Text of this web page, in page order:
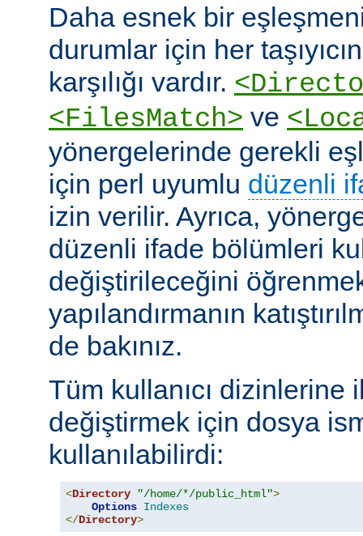
Daha esnek bir
durumlar için her
karşılığı vardır.
<FilesMatch> ve
yönergelerinde gerekli
için perl uyumlu düzenli
izin verilir. Ayrıca,
düzenli ifade bölümleri
değiştirileceğini
yapılandırmanın
de bakınız.
Tüm kullanıcı dizinlerine
değiştirmek için dosya
kullanılabilirdi:
<Directory "/home/*/public_html">
Options Indexes
</Directory>